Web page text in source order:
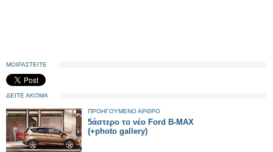
ΜΟΙΡΑΣΤΕΙΤΕ
ΔΕΙΤΕ ΑΚΟΜΑ
ΠΡΟΗΓΟΥΜΕΝΟ ΑΡΘΡΟ
5άστερο το νέο Ford B-MAX
(+photo gallery)